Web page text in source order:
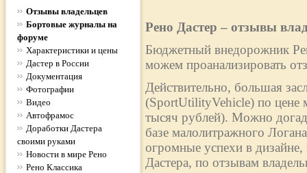
Отзывы владельцев
Бортовые журналы на
форуме
Характеристики и цены
Дастер в России
Документация
Фотографии
Видео
Автофрамос
Доработки Дастера
своими руками
Новости в мире Рено
Рено Классика
Рено Дастер – отзывы
Бюджетный внедорожник
можем проанализировать
Действительно, большая
(SportUtilityVehicle) по цене
тысяч рублей). Можно
базе малолитражного
огромные успехи в
Дастера, по отзывам